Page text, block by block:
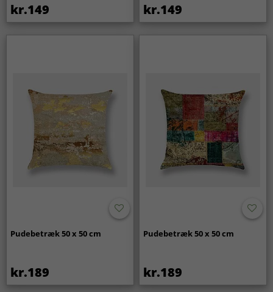
kr.149 kr.149
Pudebetræk 50 x 50 cm
kr.189
Pudebetræk 50 x 50 cm
kr.189